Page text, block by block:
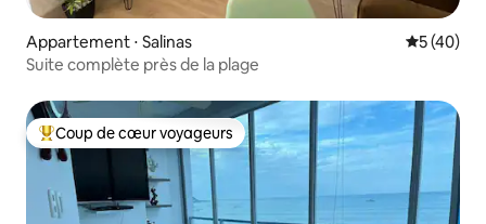
Appartement ⋅ Salinas
5 (40)
Suite complète près de la plage
Coups de cœur voyageurs les plus appréciés
Coup de cœur voyageurs